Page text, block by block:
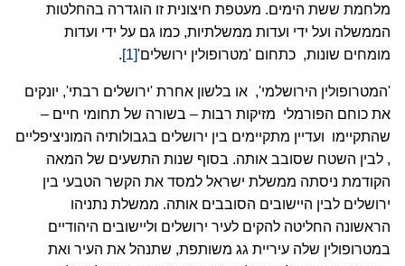
מלחמת ששת הימים. מעטפת חיצונית זו הוגדרה בהחלטות
הממשלה ועל ידי ועדות ממשלתיות, כמו גם על ידי ועדות
מומחים שונות, כתחום 'מטרופולין ירושלים'[1]
.
'המטרופולין הירושלמי', או בלשון אחרת 'ירושלים רבתי', יונקים
את כוחם הפורמלי מזיקות רבות – בשורה של תחומי חיים –
שהתקיימו ועדיין מתקיימים בין ירושלים בגבולותיה המוניציפליים
, לבין השטח שסובב אותה. בסוף שנות התשעים של המאה
הקודמת ניסתה ממשלת ישראל למסד את הקשר הטבעי בין
ירושלים לבין היישובים הסובבים אותה. ממשלת נתניהו
הראשונה החליטה להקים לעיר ירושלים וליישובים היהודיים
במטרופולין שלה עיריית גג משותפת, שתנהל את העיר ואת